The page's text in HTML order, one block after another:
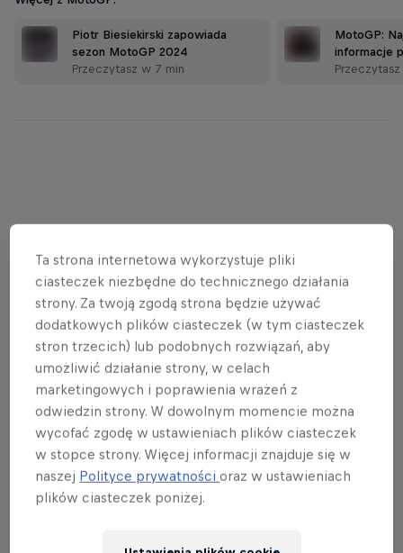
Piotr Biesiekirski zapowiada
sezon MotoGP 2024
Przeczytasz w 7 min
MotoGP:
informacje
Marc Marquez i Pedro Acosta
© Red Bull Content Pool
Ta strona internetowa wykorzystuje pliki
ciasteczek niezbędne do technicznego działania
strony. Za twoją zgodą strona będzie używać
dodatkowych plików ciasteczek (w tym ciasteczek
stron trzecich) lub podobnych rozwiązań, aby
umożliwić działanie strony, w celach
marketingowych i poprawienia wrażeń z
odwiedzin strony. W dowolnym momencie można
wycofać zgodę w ustawieniach plików ciasteczek
w stopce strony. Więcej informacji znajduje się w
naszej Polityce prywatnościoraz w ustawieniach
plików ciasteczek poniżej.